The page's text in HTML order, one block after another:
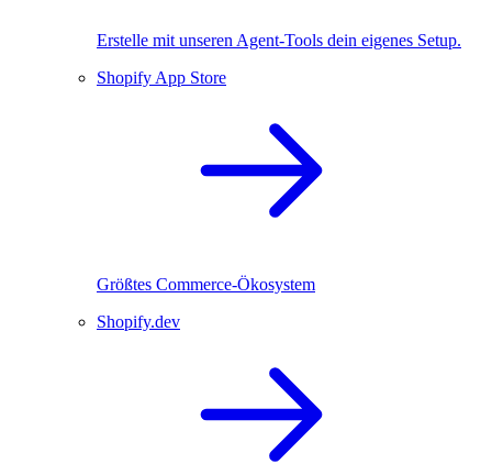
Erstelle mit unseren Agent-Tools dein eigenes Setup.
Shopify App Store
Größtes Commerce-Ökosystem
Shopify.dev